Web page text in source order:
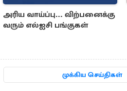
அரிய வாய்ப்பு... விற்பனைக்கு
வரும் எல்ஐசி பங்குகள்
முக்கிய செய்திகள்